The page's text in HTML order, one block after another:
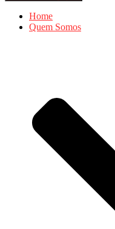
Home
Quem Somos